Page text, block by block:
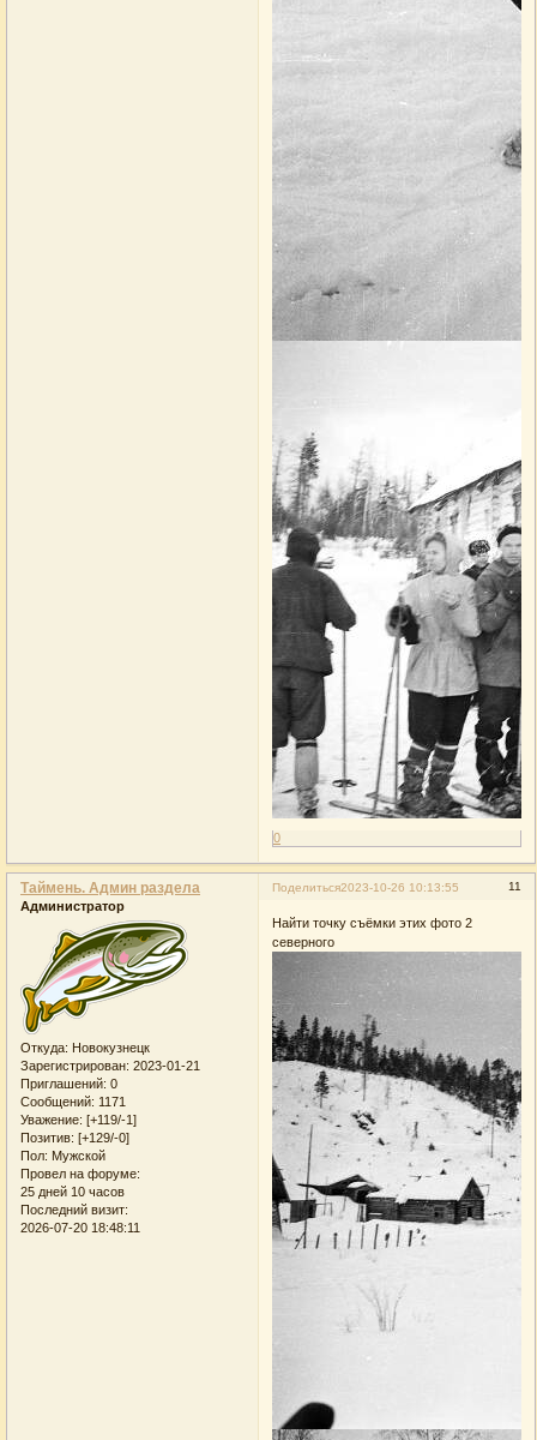
0
Поделиться 11
2023-10-26 10:13:55
Таймень. Админ раздела
Администратор
Откуда: Новокузнецк
Зарегистрирован: 2023-01-21
Приглашений: 0
Сообщений: 1171
Уважение: [+119/-1]
Позитив: [+129/-0]
Пол: Мужской
Провел на форуме:
25 дней 10 часов
Последний визит:
2026-07-20 18:48:11
Найти точку съёмки этих фото 2
северного